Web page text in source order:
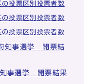
投票区別投票者数
投票区別投票者数
投票区別投票者数
知事選挙 開票結
事選挙 開票結果